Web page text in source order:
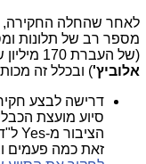
לאחר שהחלה החקירה,
מספר רב של תלונות
(של העברת 170 מיליון ש"ח מ-Yes דרך בזק ויורוקום ל
אלוביץ') ובכלל זה
דרישה לבצע
הציבור מ-Yes ל"דמי הכיס" של
זאת כמה פעמים